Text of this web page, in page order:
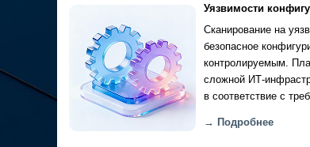
Уязвимости
Сканирование на
безопасное
контролируемым.
сложной ИТ-
в соответствие с
→ Подробнее